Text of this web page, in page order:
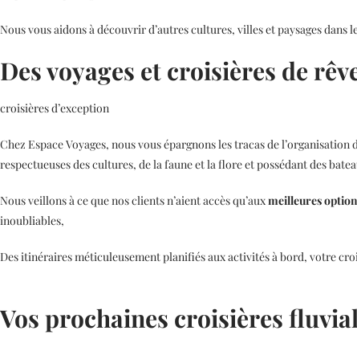
Nous vous aidons à découvrir d’autres cultures, villes et paysages dans
Des voyages et croisières de
croisières d’exception
Chez Espace Voyages, nous vous épargnons les tracas de
respectueuses des cultures, de la faune et la flore et possédant des
Nous veillons à ce que nos clients n’aient accès qu’auxmeilleures
inoubliables,
Des itinéraires méticuleusement planifiés aux activités à bord, votre
Vos prochaines croisières